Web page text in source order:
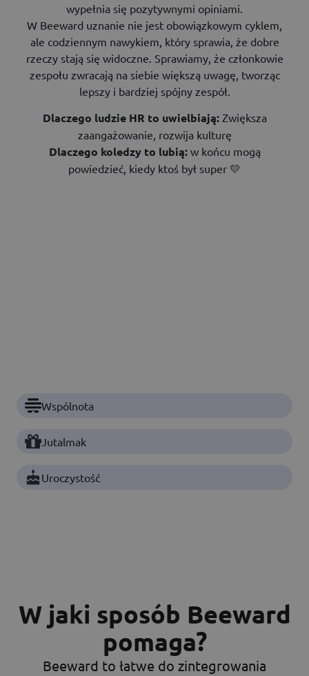
Wspólnota
Jutalmak
Uroczystość
wypełnia się pozytywnymi opiniami.
W Beeward uznanie nie jest obowiązkowym cyklem,
ale codziennym nawykiem, który sprawia, że dobre
rzeczy stają się widoczne. Sprawiamy, że członkowie
zespołu zwracają na siebie większą uwagę, tworząc
lepszy i bardziej spójny zespół.
Dlaczego ludzie HR to uwielbiają:Zwiększa
zaangażowanie, rozwija kulturę
Dlaczego koledzy to lubią:w końcu mogą
powiedzieć, kiedy ktoś był super 💛
W jaki sposób Beeward
pomaga?
Beeward to łatwe do zintegrowania